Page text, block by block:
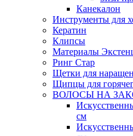
Канекалон
Инструменты для
Кератин
Клипсы
Материалы
Ринг Стар
Щетки для
Щипцы для
ВОЛОСЫ НА
см